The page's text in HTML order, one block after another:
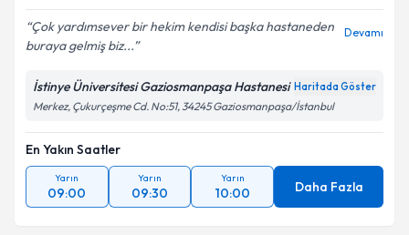
Çok yardımsever bir hekim kendisi başka hastaneden
buraya gelmiş biz...
Devamı
İstinye Üniversitesi Gaziosmanpaşa Hastanesi Haritada Göster
Merkez, Çukurçeşme Cd. No:51, 34245 Gaziosmanpaşa/İstanbul
En Yakın Saatler
Yarın
09:00
Yarın
09:30
Yarın
10:00 Daha Fazla